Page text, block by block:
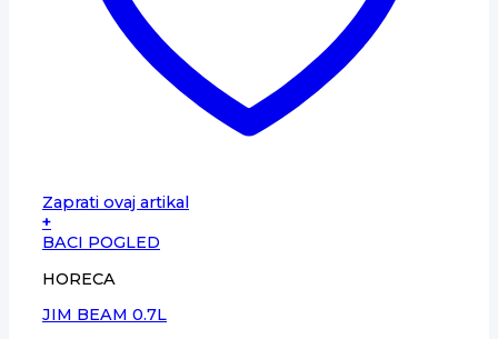
Zaprati ovaj artikal
+
BACI POGLED
HORECA
JIM BEAM 0.7L